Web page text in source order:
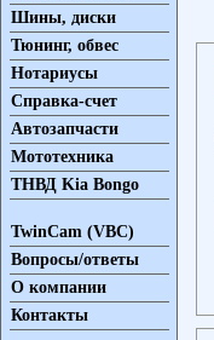
Шины, диски
Тюнинг, обвес
Нотариусы
Справка-счет
Автозапчасти
Мототехника
ТНВД Kia Bongo
TwinCam (VBC)
Вопросы/ответы
О компании
Контакты